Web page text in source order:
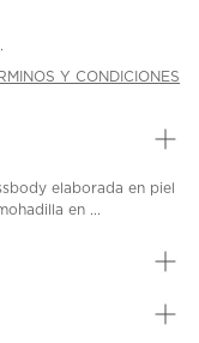
Y CONDICIONES
elaborada en piel
en ...